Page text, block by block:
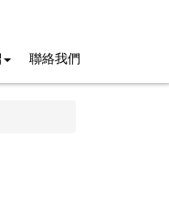
聯絡我們